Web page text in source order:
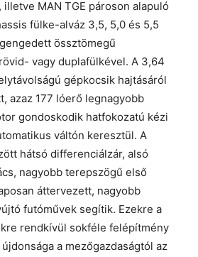
MAN TGE pároson alapuló
fülke-alváz 3,5, 5,0 és 5,5
össztömegű
vagy duplafülkével. A 3,64
gépkocsik hajtásáról
azaz 177 lóerő legnagyobb
gondoskodik hatfokozatú kézi
váltón keresztül. A
hátsó differenciálzár, alsó
nagyobb terepszögű első
áttervezett, nagyobb
futóművek segítik. Ezekre a
rendkívül sokféle felépítmény
a mezőgazdaságtól az